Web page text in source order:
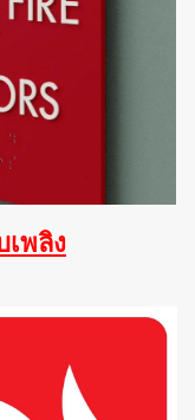
เพลิง